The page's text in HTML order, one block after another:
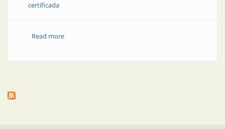
certificada
Read moreabout Cimet, sus cables y sus procesos totalmente